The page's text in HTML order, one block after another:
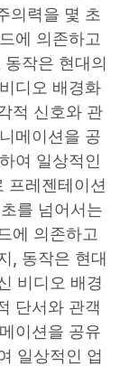
의력을 몇 초
에 의존하고
작은 현대의
디오 배경화
적 신호와 관
메이션을 공
여 일상적인
프레젠테이션
를 넘어서는
에 의존하고
, 동작은 현대
비디오 배경
단서와 관객
이션을 공유
일상적인 업